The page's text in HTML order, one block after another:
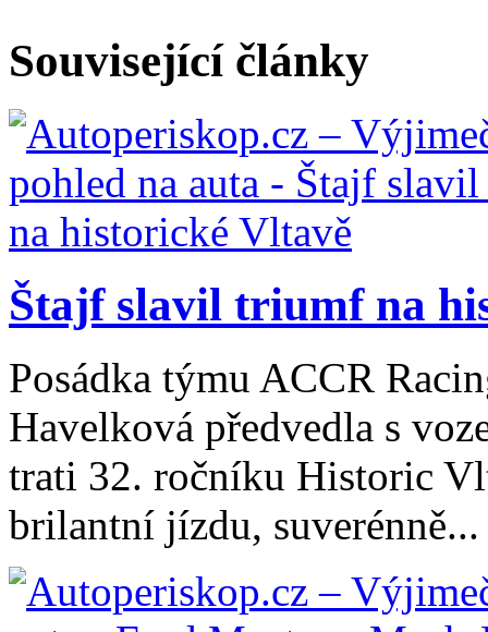
Související články
Štajf slavil triumf na
Posádka týmu ACCR
Havelková předvedla s
trati 32. ročníku Historic
brilantní jízdu, suverénně...